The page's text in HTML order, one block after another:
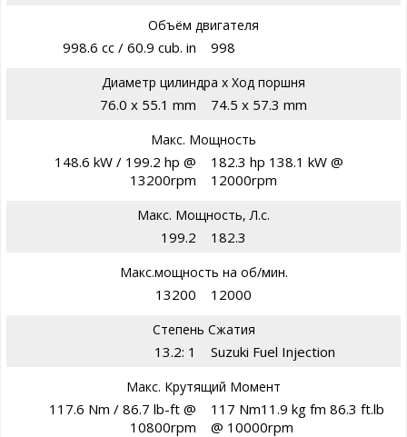
Объём двигателя
998.6 cc / 60.9 cub. in 998
Диаметр цилиндра х Ход поршня
76.0 x 55.1 mm 74.5 x 57.3 mm
Макс. Мощность
148.6 kW / 199.2 hp @
13200rpm
182.3 hp 138.1 kW @
12000rpm
Макс. Мощность, Л.с.
199.2 182.3
Макс.мощность на об/мин.
13200 12000
Степень Сжатия
13.2: 1 Suzuki Fuel Injection
Макс. Крутящий Момент
117.6 Nm / 86.7 lb-ft @
10800rpm
117 Nm11.9 kg fm 86.3 ft.lb
@ 10000rpm